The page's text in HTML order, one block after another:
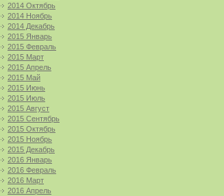
2014 Октябрь
2014 Ноябрь
2014 Декабрь
2015 Январь
2015 Февраль
2015 Март
2015 Апрель
2015 Май
2015 Июнь
2015 Июль
2015 Август
2015 Сентябрь
2015 Октябрь
2015 Ноябрь
2015 Декабрь
2016 Январь
2016 Февраль
2016 Март
2016 Апрель